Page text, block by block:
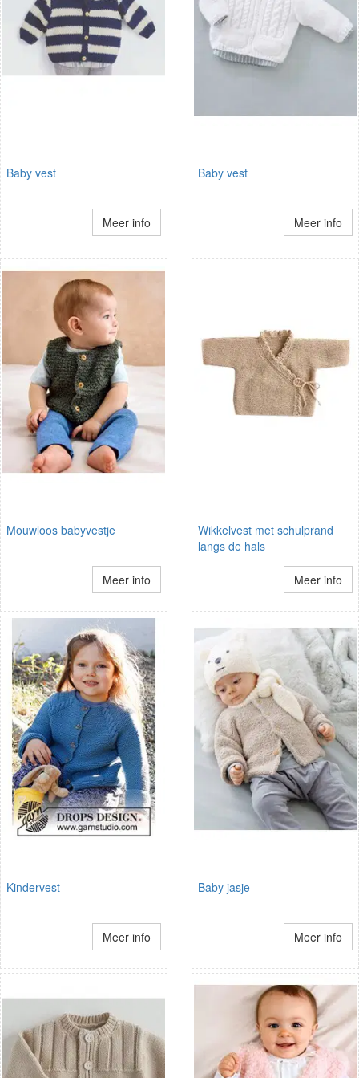
Baby vest
Meer info
Baby vest
Meer info
Mouwloos babyvestje
Meer info
Wikkelvest met schulprand
langs de hals
Meer info
Kindervest
Meer info
Baby jasje
Meer info